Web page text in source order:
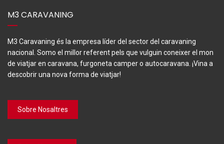
M3 CARAVANING
M3 Caravaning és la empresa líder del sector del caravaning
nacional. Somo el millor referent pels que vulguin coneixer el mon
de viatjar en caravana, furgoneta camper o autocaravana. ¡Vina a
descobrir una nova forma de viatjar!
Sobre Nosaltres